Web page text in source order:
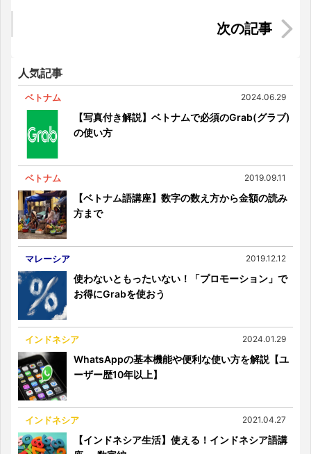
【AirAsia】飛行機に搭乗しなかった場合返金でき
人気記事
ベトナム 2024.06.29
【写真付き解説】ベトナムで必須のGrab(グラブ)
の使い方
ベトナム 2019.09.11
【ベトナム語講座】数字の数え方から金額の読み
方まで
マレーシア 2019.12.12
使わないともったいない！「プロモーション」で
お得にGrabを使おう
インドネシア 2024.01.29
WhatsAppの基本機能や便利な使い方を解説【ユ
ーザー歴10年以上】
インドネシア 2021.04.27
【インドネシア生活】使える！インドネシア語講